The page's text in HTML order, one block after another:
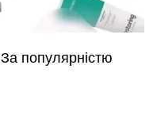
За популярністю